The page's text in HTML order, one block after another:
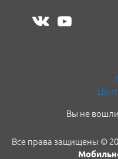
Вы не
Все права защищены ©